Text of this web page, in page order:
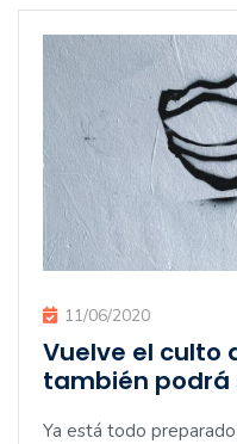
11/06/2020
Vuelve el culto
también podrá
Ya está todo